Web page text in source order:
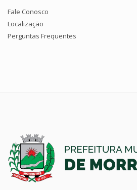
Fale Conosco
Localização
Perguntas Frequentes